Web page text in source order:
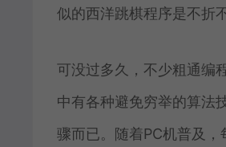
似的西洋跳棋程序是不折
可没过多久，不少粗通编
中有各种避免穷举的算法
骤而已。随着PC机普及